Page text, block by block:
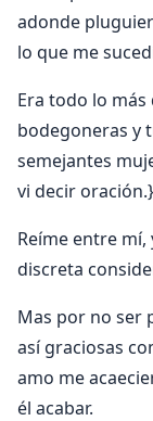
adonde
lo que me
Era todo lo
bodegoneras y
semejantes
vi decir oración.}
Reíme entre
discreta
Mas por no ser
así graciosas
amo me
él acabar.